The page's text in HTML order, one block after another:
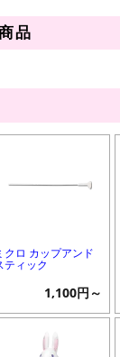
品
クロ カップアンド
ティック
1,100円～